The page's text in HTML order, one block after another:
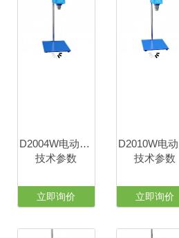
D2004W电动搅拌器
技术参数
立即询价
技术参数
立即询价